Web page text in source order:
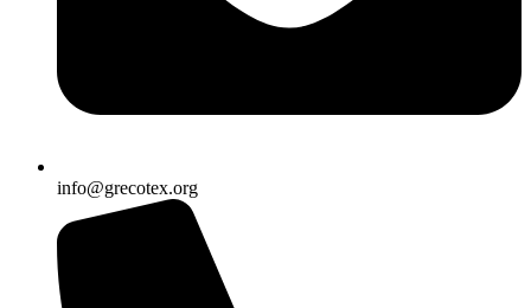
info@grecotex.org